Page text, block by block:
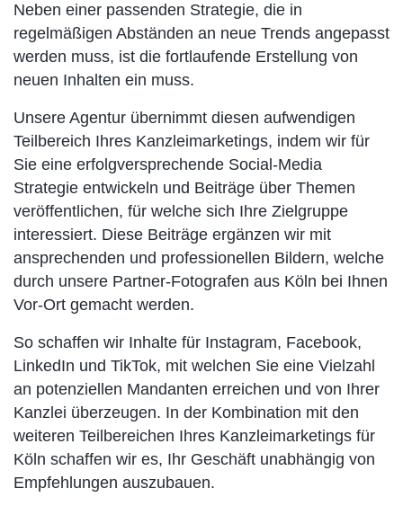
Neben einer passenden Strategie, die in
regelmäßigen Abständen an neue Trends angepasst
werden muss, ist die fortlaufende Erstellung von
neuen Inhalten ein muss.
Unsere Agentur übernimmt diesen aufwendigen
Teilbereich Ihres Kanzleimarketings, indem wir für
Sie eine erfolgversprechende Social-Media
Strategie entwickeln und Beiträge über Themen
veröffentlichen, für welche sich Ihre Zielgruppe
interessiert. Diese Beiträge ergänzen wir mit
ansprechenden und professionellen Bildern, welche
durch unsere Partner-Fotografen aus Köln bei Ihnen
Vor-Ort gemacht werden.
So schaffen wir Inhalte für Instagram, Facebook,
LinkedIn und TikTok, mit welchen Sie eine Vielzahl
an potenziellen Mandanten erreichen und von Ihrer
Kanzlei überzeugen. In der Kombination mit den
weiteren Teilbereichen Ihres Kanzleimarketings für
Köln schaffen wir es, Ihr Geschäft unabhängig von
Empfehlungen auszubauen.